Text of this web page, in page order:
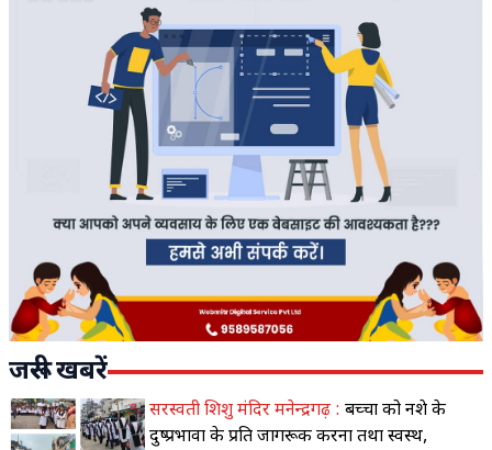
जरूरी खबरें
सरस्वती शिशु मंदिर मनेन्द्रगढ़ : बच्चों को नशे के
दुष्प्रभावों के प्रति जागरूक करना तथा स्वस्थ,